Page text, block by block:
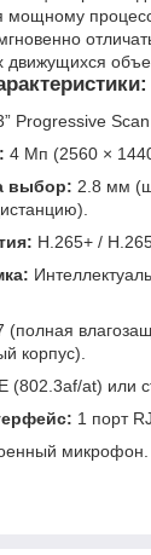
мощному
движущихся
Progressive
4 Мп (2560 ×
выбор: 2.8 мм
H.265+ /
(полная
корпус).
(802.3af/at) или
1 порт
микрофон.